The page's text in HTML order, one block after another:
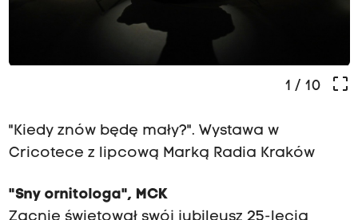
crop_free
1 / 10
"Kiedy znów będę mały?". Wystawa w
Cricotece z lipcową Marką Radia Kraków
"Sny ornitologa", MCK